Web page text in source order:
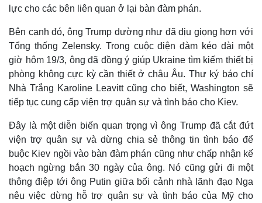
lực cho các bên liên quan ở lại bàn đàm phán.
Bên cạnh đó, ông Trump dường như đã dịu giọng hơn với
Tổng thống Zelensky. Trong cuộc điện đàm kéo dài một
giờ hôm 19/3, ông đã đồng ý giúp Ukraine tìm kiếm thiết bị
phòng không cực kỳ cần thiết ở châu Âu. Thư ký báo chí
Nhà Trắng Karoline Leavitt cũng cho biết, Washington sẽ
tiếp tục cung cấp viện trợ quân sự và tình báo cho Kiev.
Đây là một diễn biến quan trọng vì ông Trump đã cắt đứt
viện trợ quân sự và dừng chia sẻ thông tin tình báo để
buộc Kiev ngồi vào bàn đàm phán cũng như chấp nhận kế
hoạch ngừng bắn 30 ngày của ông. Nó cũng gửi đi một
thông điệp tới ông Putin giữa bối cảnh nhà lãnh đạo Nga
nêu việc dừng hỗ trợ quân sự và tình báo của Mỹ cho